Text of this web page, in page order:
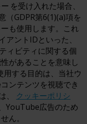
を受け入れた場合、
（GDPR第6(1)(a)項を
も使用します。これ
ントIDといった、
ィビティに関する個
があることを意味し
する目的は、当社ウ
ンテンツを視聴でき
クッキーポリシ
YouTube広告のため
ん。